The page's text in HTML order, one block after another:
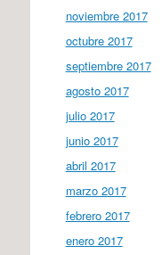
noviembre 2017
octubre 2017
septiembre 2017
agosto 2017
julio 2017
junio 2017
abril 2017
marzo 2017
febrero 2017
enero 2017